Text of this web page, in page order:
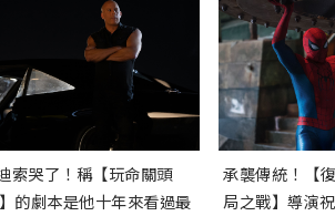
索哭了！稱【玩命關頭
的劇本是他十年來看過最
承襲傳統！【
局之戰】導演